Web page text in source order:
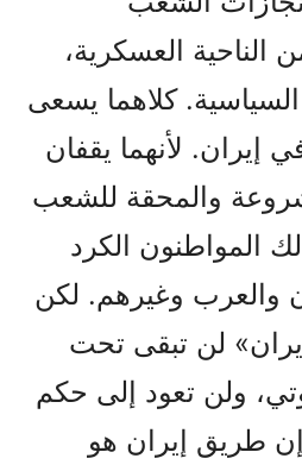
الناحية العسكرية،
السياسية. كلاهما يسعى
في إيران. لأنهما يقفان
والمحقة للشعب
المواطنون الكرد
والعرب وغيرهم. لكن
لن تبقى تحت
ولن تعود إلى حكم
إن طريق إيران هو